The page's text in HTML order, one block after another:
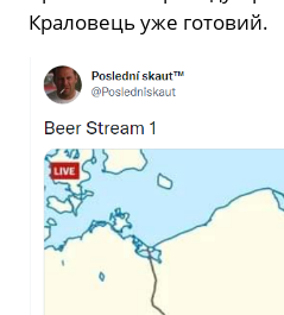
Краловець уже готовий.